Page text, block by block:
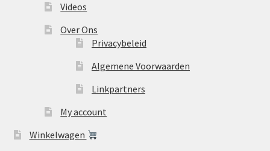
Videos
Over Ons
Privacybeleid
Algemene Voorwaarden
Linkpartners
My account
Winkelwagen